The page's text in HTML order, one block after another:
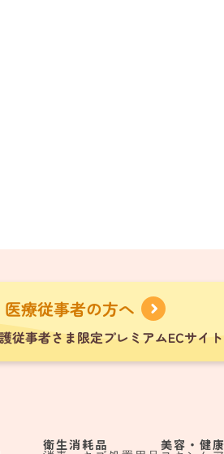
衛生消耗品 美容・健康